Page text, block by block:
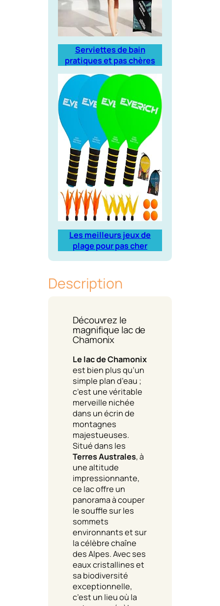
Serviettes de bain
pratiques et pas chères
Les meilleurs jeux de
plage pour pas cher
Description
Découvrez le
magnifique lac de
Chamonix
Le lac de Chamonix
est bien plus qu’un
simple plan d’eau ;
c’est une véritable
merveille nichée
dans un écrin de
montagnes
majestueuses.
Situé dans les
Terres Australes, à
une altitude
impressionnante,
ce lac offre un
panorama à couper
le souffle sur les
sommets
environnants et sur
la célèbre chaîne
des Alpes. Avec ses
eaux cristallines et
sa biodiversité
exceptionnelle,
c’est un lieu où la